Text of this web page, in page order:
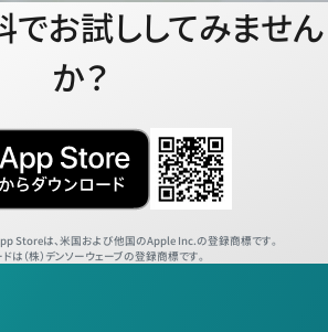
でお試ししてみません
か？
Storeは、米国および他国のApple Inc.の登録商標です。
は（株）デンソーウェーブの登録商標です。